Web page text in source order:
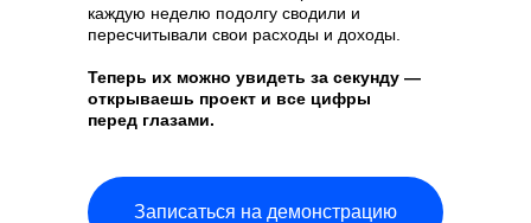
каждую неделю подолгу сводили и
пересчитывали свои расходы и доходы.
Теперь их можно увидеть за секунду —
открываешь проект и все цифры
перед глазами.
Записаться на демонстрацию